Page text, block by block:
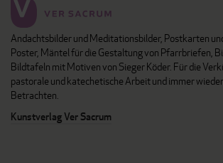
Andachtsbilder und Meditationsbilder, Postkarten
Poster, Mäntel für die Gestaltung von Pfarrbriefen,
Bildtafeln mit Motiven von Sieger Köder. Für die
pastorale und katechetische Arbeit und immer
Betrachten.
Kunstverlag Ver Sacrum